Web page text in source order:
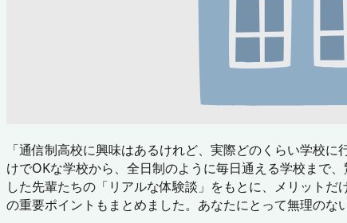
「通信制高校に興味はあるけれど、実際どのくらい学校
けでOKな学校から、全日制のように毎日通える学校まで
した先輩たちの「リアルな体験談」をもとに、メリット
の重要ポイントもまとめました。あなたにとって無理のな